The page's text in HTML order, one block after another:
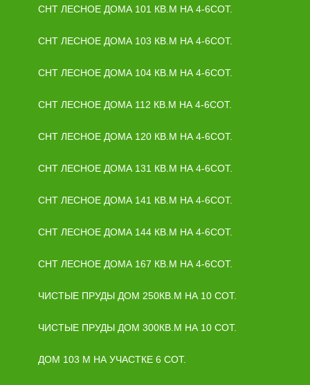
СНТ ЛЕСНОЕ ДОМА 101 КВ.М НА 4-6СОТ.
СНТ ЛЕСНОЕ ДОМА 103 КВ.М НА 4-6СОТ.
СНТ ЛЕСНОЕ ДОМА 104 КВ.М НА 4-6СОТ.
СНТ ЛЕСНОЕ ДОМА 112 КВ.М НА 4-6СОТ.
СНТ ЛЕСНОЕ ДОМА 120 КВ.М НА 4-6СОТ.
СНТ ЛЕСНОЕ ДОМА 131 КВ.М НА 4-6СОТ.
СНТ ЛЕСНОЕ ДОМА 141 КВ.М НА 4-6СОТ.
СНТ ЛЕСНОЕ ДОМА 144 КВ.М НА 4-6СОТ.
СНТ ЛЕСНОЕ ДОМА 167 КВ.М НА 4-6СОТ.
ЧИСТЫЕ ПРУДЫ ДОМ 250КВ.М НА 10 СОТ.
ЧИСТЫЕ ПРУДЫ ДОМ 300КВ.М НА 10 СОТ.
ДОМ 103 М НА УЧАСТКЕ 6 СОТ.